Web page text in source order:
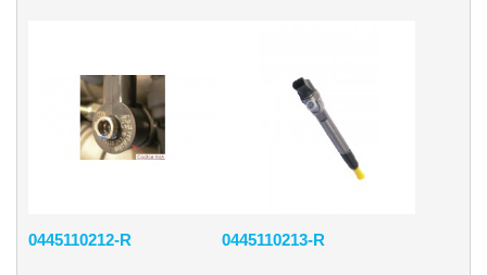
0445110212-R 0445110213-R